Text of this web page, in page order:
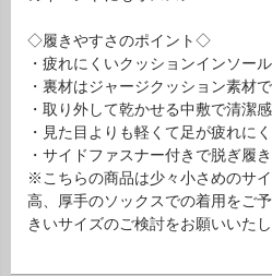
◇履きやすさのポイント◇
・疲れにくいクッションインソール
・裏材はジャージクッション素材
・取り外して乾かせる中敷で清潔感
・見た目よりも軽くて足が疲れに
・サイドファスナー付きで脱ぎ履
※こちらの商品は少々小さめのサ
高、厚手のソックスでの着用をご
きいサイズのご検討をお願いいたし